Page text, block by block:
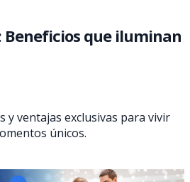
Beneficios que iluminan
y ventajas exclusivas para vivir
únicos.